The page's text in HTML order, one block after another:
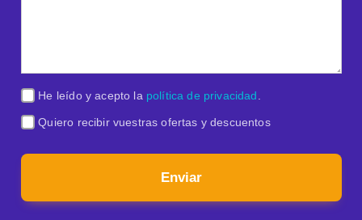
He leído y acepto la política de privacidad
Quiero recibir vuestras ofertas y descuentos
Enviar